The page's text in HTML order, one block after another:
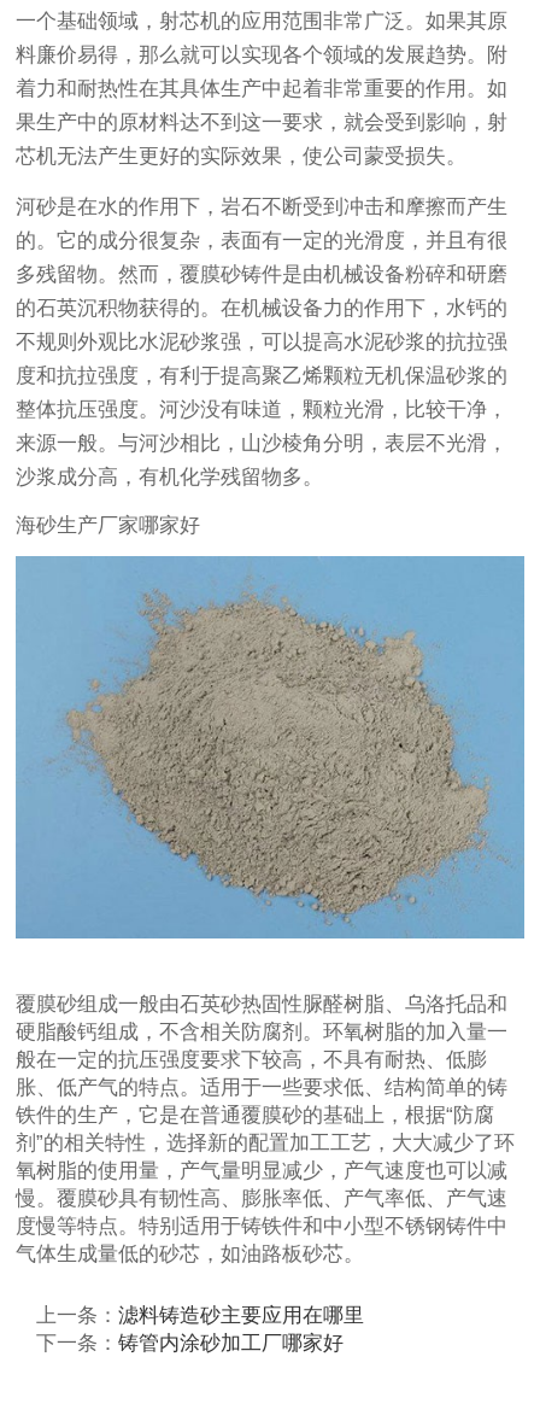
一个基础领域，射芯机的应用范围非常广泛。如果其原
料廉价易得，那么就可以实现各个领域的发展趋势。附
着力和耐热性在其具体生产中起着非常重要的作用。如
果生产中的原材料达不到这一要求，就会受到影响，射
芯机无法产生更好的实际效果，使公司蒙受损失。
河砂是在水的作用下，岩石不断受到冲击和摩擦而产生
的。它的成分很复杂，表面有一定的光滑度，并且有很
多残留物。然而，覆膜砂铸件是由机械设备粉碎和研磨
的石英沉积物获得的。在机械设备力的作用下，水钙的
不规则外观比水泥砂浆强，可以提高水泥砂浆的抗拉强
度和抗拉强度，有利于提高聚乙烯颗粒无机保温砂浆的
整体抗压强度。河沙没有味道，颗粒光滑，比较干净，
来源一般。与河沙相比，山沙棱角分明，表层不光滑，
沙浆成分高，有机化学残留物多。
海砂生产厂家哪家好
覆膜砂组成一般由石英砂热固性脲醛树脂、乌洛托品和
硬脂酸钙组成，不含相关防腐剂。环氧树脂的加入量一
般在一定的抗压强度要求下较高，不具有耐热、低膨
胀、低产气的特点。适用于一些要求低、结构简单的铸
铁件的生产，它是在普通覆膜砂的基础上，根据“防腐
剂”的相关特性，选择新的配置加工工艺，大大减少了环
氧树脂的使用量，产气量明显减少，产气速度也可以减
慢。覆膜砂具有韧性高、膨胀率低、产气率低、产气速
度慢等特点。特别适用于铸铁件和中小型不锈钢铸件中
气体生成量低的砂芯，如油路板砂芯。
上一条：滤料铸造砂主要应用在哪里
下一条：铸管内涂砂加工厂哪家好